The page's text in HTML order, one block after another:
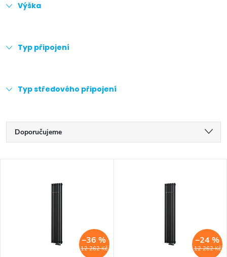
Výška
Typ připojení
Typ středového připojení
Ř
a
Doporučujeme
Nejprodávanější
12 262 Kč
–36 %
12 262 Kč
–24 %